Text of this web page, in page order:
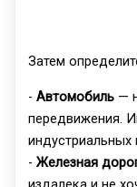
Затем
-Автомобиль —
передвижения.
индустриальных
-Железная